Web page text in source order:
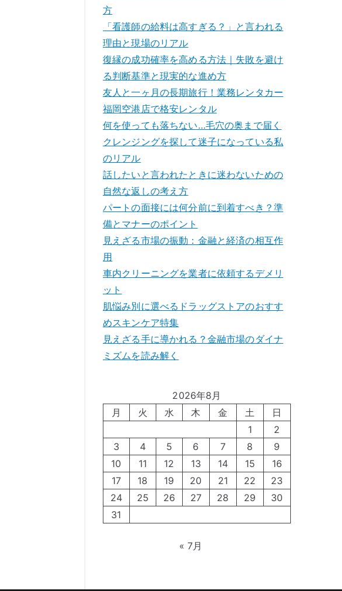
方
「看護師の給料は高すぎる？」と言われる
理由と現場のリアル
復縁の成功確率を高める方法｜失敗を避け
る判断基準と現実的な進め方
友人と一ヶ月の長期旅行！業務レンタカー
福岡空港店で格安レンタル
何を使っても落ちない…毛穴の奥まで届く
クレンジングを探して迷子になっている私
のリアル
話したいと言われたときに迷わないための
自然な返しの考え方
パートの面接には何分前に到着すべき？準
備とマナーのポイント
見えざる市場の振動：金融と経済の相互作
用
車内クリーニングを業者に依頼するデメリ
ット
肌悩み別に選べるドラッグストアのおすす
めスキンケア特集
見えざる手に導かれる？金融市場のダイナ
ミズムを読み解く
2026年8月
月
火 水 木 金 土
日
1
2
3
4 5 6 7 8
9
10
11 12 13 14 15
16
17
18 19 20 21 22
23
24
25 26 27 28 29
30
31
« 7月